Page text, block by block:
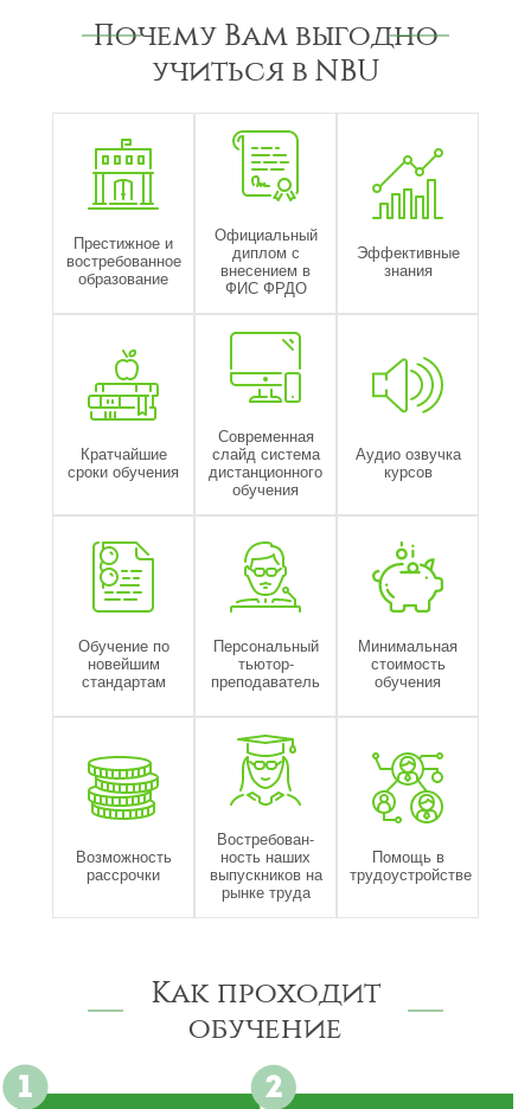
Почему Вам выгодно
учиться в NBU
Престижное и
востребованное
образование
Официальный
диплом с
внесением в
ФИС ФРДО
Эффективные
знания
Кратчайшие
сроки обучения
Современная
слайд система
дистанционного
обучения
Аудио озвучка
курсов
Обучение по
новейшим
стандартам
Персональный
тьютор-
преподаватель
Минимальная
стоимость
обучения
Возможность
рассрочки
Востребован-
ность наших
выпускников на
рынке труда
Помощь в
трудоустройстве
Как проходит
обучение